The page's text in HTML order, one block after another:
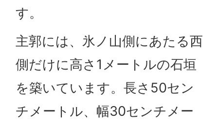
す。
主郭には、氷ノ山側にあたる西
側だけに高さ1メートルの石垣
を築いています。長さ50セン
チメートル、幅30センチメー